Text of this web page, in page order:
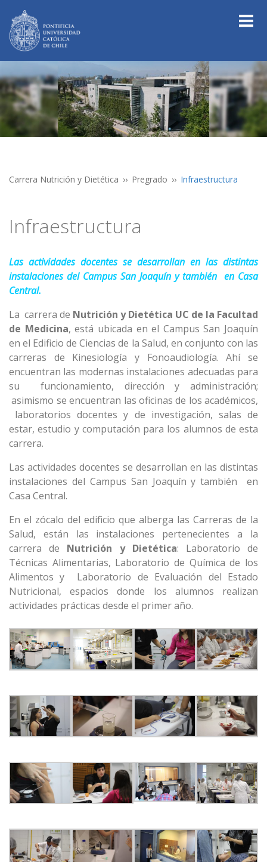
Carrera Nutrición y Dietética Pregrado Infraestructura
Infraestructura
Las actividades docentes se desarrollan en las distintas
instalaciones del Campus San Joaquín y también en Casa
Central.
La carrera de Nutrición y Dietética UC de la Facultad
de Medicina, está ubicada en el Campus San Joaquín
en el Edificio de Ciencias de la Salud, en conjunto con las
carreras de Kinesiología y Fonoaudiología. Ahí se
encuentran las modernas instalaciones adecuadas para
su funcionamiento, dirección y administración;
asimismo se encuentran las oficinas de los académicos,
laboratorios docentes y de investigación, salas de
estar, estudio y computación para los alumnos de esta
carrera.
Las actividades docentes se desarrollan en las distintas
instalaciones del Campus San Joaquín y también en
Casa Central.
En el zócalo del edificio que alberga las Carreras de la
Salud, están las instalaciones pertenecientes a la
carrera de Nutrición y Dietética: Laboratorio de
Técnicas Alimentarias, Laboratorio de Química de los
Alimentos y Laboratorio de Evaluación del Estado
Nutricional, espacios donde los alumnos realizan
actividades prácticas desde el primer año.